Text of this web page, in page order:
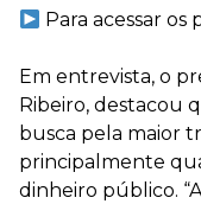
Para acessar os
Em entrevista, o
Ribeiro, destacou
busca pela maior
principalmente
dinheiro público.